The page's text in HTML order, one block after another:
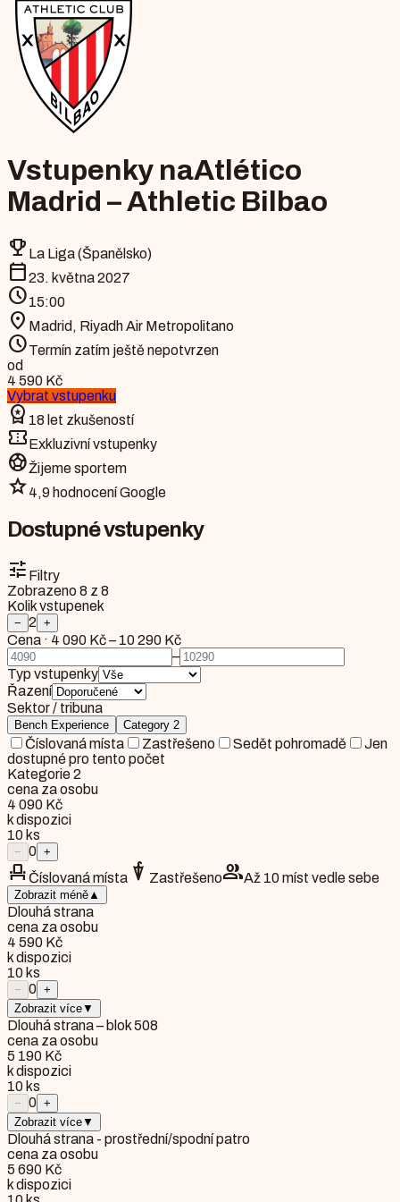
Vstupenky naAtlético
Madrid – Athletic Bilbao
emoji_events La Liga (Španělsko)
calendar_today23. května 2027
schedule15:00
location_on Madrid , Riyadh Air Metropolitano
scheduleTermín zatím ještě nepotvrzen
od
4 590 Kč
Vybrat vstupenku
workspace_premium 18 let zkušeností
confirmation_numberExkluzivní vstupenky
sports_soccerŽijeme sportem
star4,9 hodnocení Google
Dostupné vstupenky
tune Filtry
Zobrazeno8 z 8
Kolik vstupenek
− 2 +
Cena · 4 090 Kč– 10 290 Kč
–
Typ vstupenky
Řazení
Sektor / tribuna
Bench Experience Category 2
Číslovaná místa Zastřešeno Sedět pohromadě
Jen
dostupné pro tento počet
Kategorie 2
cena za osobu
4 090 Kč
k dispozici
10 ks
− 0 +
event_seatČíslovaná místa umbrella ZastřešenogroupAž 10 míst vedle sebe
Zobrazit méně ▲
Dlouhá strana
cena za osobu
4 590 Kč
k dispozici
10 ks
− 0 +
Zobrazit více▼
Dlouhá strana – blok 508
cena za osobu
5 190 Kč
k dispozici
10 ks
− 0 +
Zobrazit více▼
Dlouhá strana - prostřední/spodní patro
cena za osobu
5 690 Kč
k dispozici